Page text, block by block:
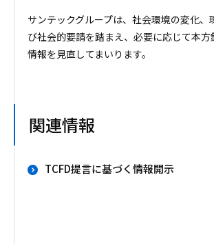
サンテックグループは、社会環境の変化、
び社会的要請を踏まえ、必要に応じて本
情報を見直してまいります。
関連情報
TCFD提言に基づく情報開示